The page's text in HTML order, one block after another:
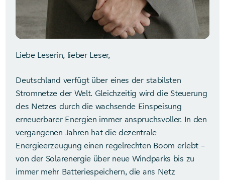
Liebe Leserin, lieber Leser,
Deutschland verfügt über eines der stabilsten
Stromnetze der Welt. Gleichzeitig wird die Steuerung
des Netzes durch die wachsende Einspeisung
erneuerbarer Energien immer anspruchsvoller. In den
vergangenen Jahren hat die dezentrale
Energieerzeugung einen regelrechten Boom erlebt –
von der Solarenergie über neue Windparks bis zu
immer mehr Batteriespeichern, die ans Netz